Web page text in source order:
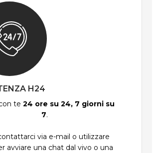
H24
te 24 ore su 24, 7 giorni su
7.
via e-mail o utilizzare
avviare una chat dal vivo o una